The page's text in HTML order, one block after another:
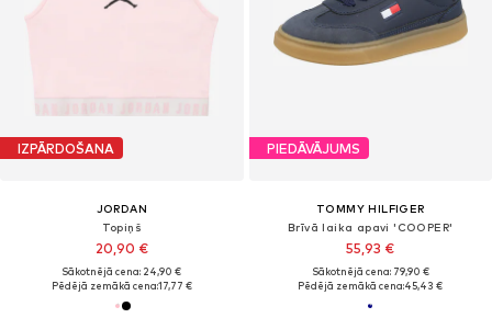
IZPĀRDOŠANA
JORDAN
Topiņš
20,90 €
Sākotnējā cena: 24,90 €
Pēdējā zemākā cena:17,77 €
PIEDĀVĀJUMS
TOMMY HILFIGER
Brīvā laika apavi 'COOPER'
55,93 €
Sākotnējā cena: 79,90 €
Pēdējā zemākā cena:45,43 €